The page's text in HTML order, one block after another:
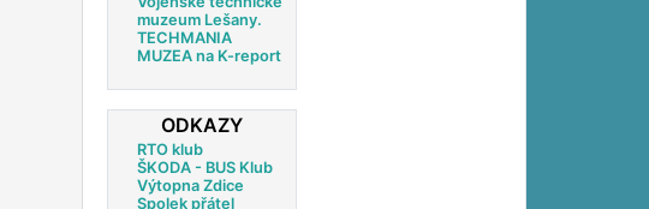
muzeum Lešany.
TECHMANIA
MUZEA na K-report
ODKAZY
RTO klub
ŠKODA - BUS Klub
Výtopna Zdice
Spolek přátel